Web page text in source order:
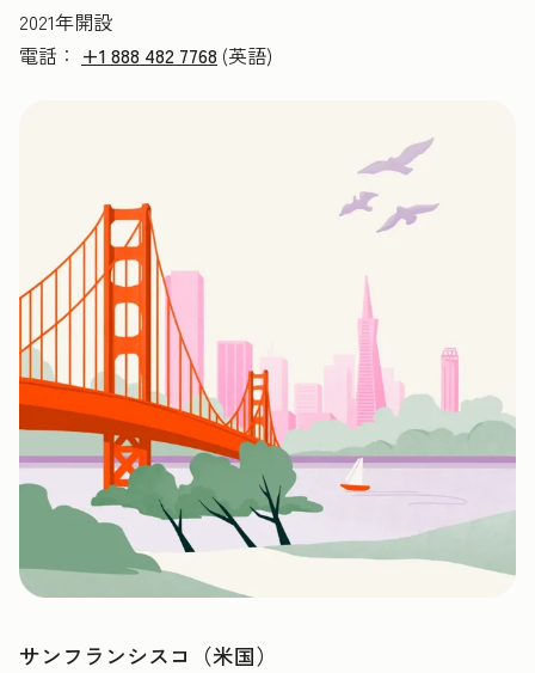
2021年開設
電話： +1 888 482 7768 (英語)
サンフランシスコ（米国）